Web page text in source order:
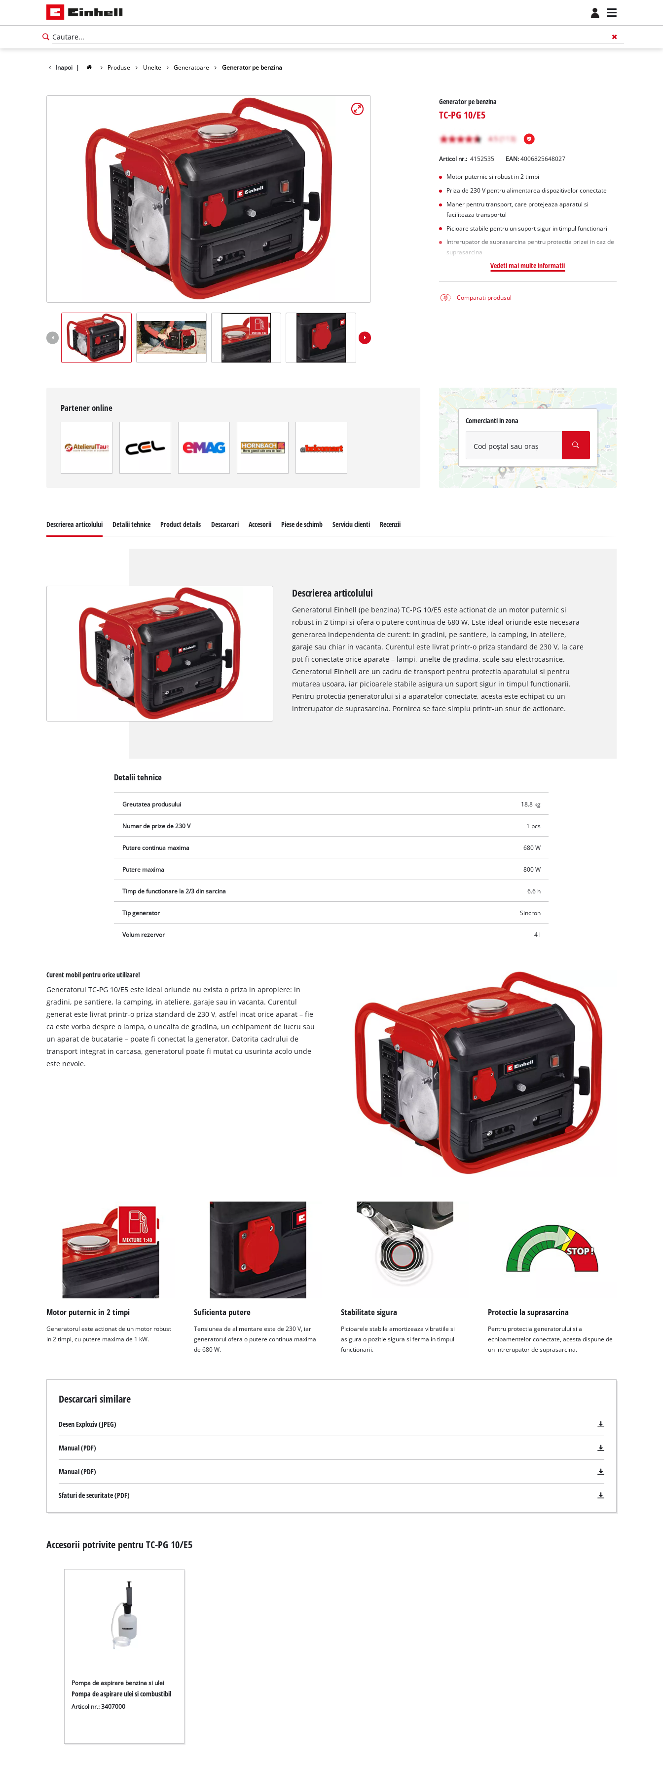
Inapoi | Produse Unelte Generatoare Generator pe benzina
Generator pe benzina
TC-PG 10/E5
Articol nr.: 4152535 EAN:4006825648027
Motor puternic si robust in 2 timpi
Priza de 230 V pentru alimentarea dispozitivelor conectate
Maner pentru transport, care protejeaza aparatul si
faciliteaza transportul
Picioare stabile pentru un suport sigur in timpul functionarii
Intrerupator de suprasarcina pentru protectia prizei in caz de
suprasarcina
Vedeti mai multe informatii
Comparati produsul
Partener online
Comercianti in zona
Cod poștal sau oraș
Avem nevoie de acordul dvs. pentru a
incarca serviciul Google Maps!
This content is not permitted to load due
to trackers that are not disclosed to the
visitor. The website owner needs to setup
the site with their CMP to add this content
Descrierea articolului Detalii tehnice Product details Descarcari Accesorii Piese de schimb Serviciu clienti Recenzii
Descrierea articolului
Generatorul Einhell (pe benzina) TC-PG 10/E5 este actionat de un motor puternic si
robust in 2 timpi si ofera o putere continua de 680 W. Este ideal oriunde este necesara
generarea independenta de curent: in gradini, pe santiere, la camping, in ateliere,
garaje sau chiar in vacanta. Curentul este livrat printr-o priza standard de 230 V, la care
pot fi conectate orice aparate – lampi, unelte de gradina, scule sau electrocasnice.
Generatorul Einhell are un cadru de transport pentru protectia aparatului si pentru
mutarea usoara, iar picioarele stabile asigura un suport sigur in timpul functionarii.
Pentru protectia generatorului si a aparatelor conectate, acesta este echipat cu un
intrerupator de suprasarcina. Pornirea se face simplu printr-un snur de actionare.
Detalii tehnice
Greutatea produsului 18.8 kg
Numar de prize de 230 V 1 pcs
Putere continua maxima 680 W
Putere maxima 800 W
Timp de functionare la 2/3 din sarcina 6.6 h
Tip generator Sincron
Volum rezervor 4 l
Curent mobil pentru orice utilizare!
Generatorul TC-PG 10/E5 este ideal oriunde nu exista o priza in apropiere: in
gradini, pe santiere, la camping, in ateliere, garaje sau in vacanta. Curentul
generat este livrat printr-o priza standard de 230 V, astfel incat orice aparat – fie
ca este vorba despre o lampa, o unealta de gradina, un echipament de lucru sau
un aparat de bucatarie – poate fi conectat la generator. Datorita cadrului de
transport integrat in carcasa, generatorul poate fi mutat cu usurinta acolo unde
este nevoie.
Motor puternic in 2 timpi
Generatorul este actionat de un motor robust
in 2 timpi, cu putere maxima de 1 kW.
Suficienta putere
Tensiunea de alimentare este de 230 V, iar
generatorul ofera o putere continua maxima
de 680 W.
Stabilitate sigura
Picioarele stabile amortizeaza vibratiile si
asigura o pozitie sigura si ferma in timpul
functionarii.
Protectie la suprasarcina
Pentru protectia generatorului si a
echipamentelor conectate, acesta dispune de
un intrerupator de suprasarcina.
Descarcari similare
Desen Exploziv (JPEG)
Manual (PDF)
Manual (PDF)
Sfaturi de securitate (PDF)
Accesorii potrivite pentru TC-PG 10/E5
Pompa de aspirare benzina si ulei
Pompa de aspirare ulei si combustibil
Articol nr.: 3407000